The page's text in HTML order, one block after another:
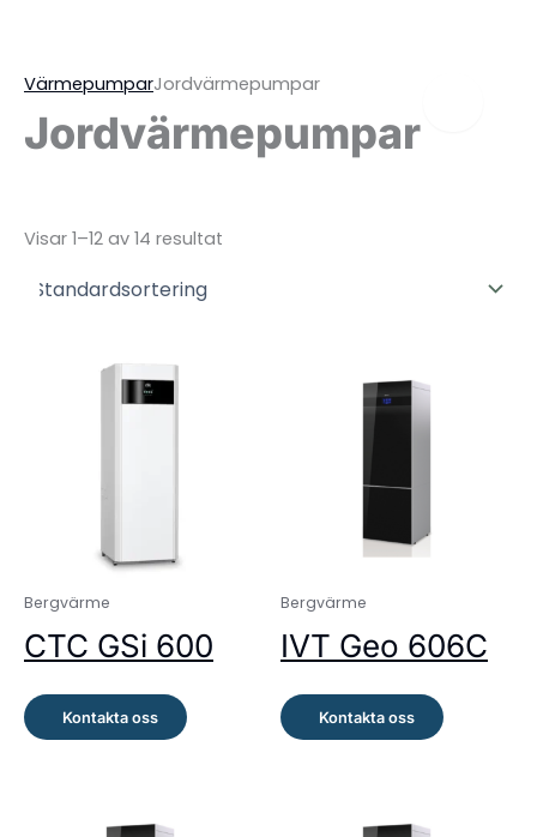
innehåll
VärmepumparJordvärmepumpar
Jordvärmepumpar
Visar 1–12 av 14 resultat
Bergvärme
CTC GSi 600
Kontakta oss
Bergvärme
IVT Geo 606C
Kontakta oss